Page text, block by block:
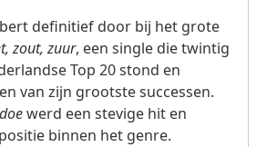
definitief door bij het grote
zout, zuur, een single die twintig
Top 20 stond en
van zijn grootste successen.
werd een stevige hit en
binnen het genre.